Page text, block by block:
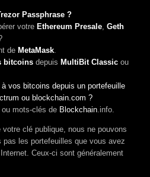
Passphrase ?
votre Ethereum Presale, Geth
de MetaMask.
bitcoinsdepuis MultiBit Classicou
vos bitcoins depuis un portefeuille
ou blockchain.com ?
mots-clés de Blockchain.info.
clé publique, nous ne pouvons
pas les portefeuilles que vous avez
Ceux-ci sont généralement